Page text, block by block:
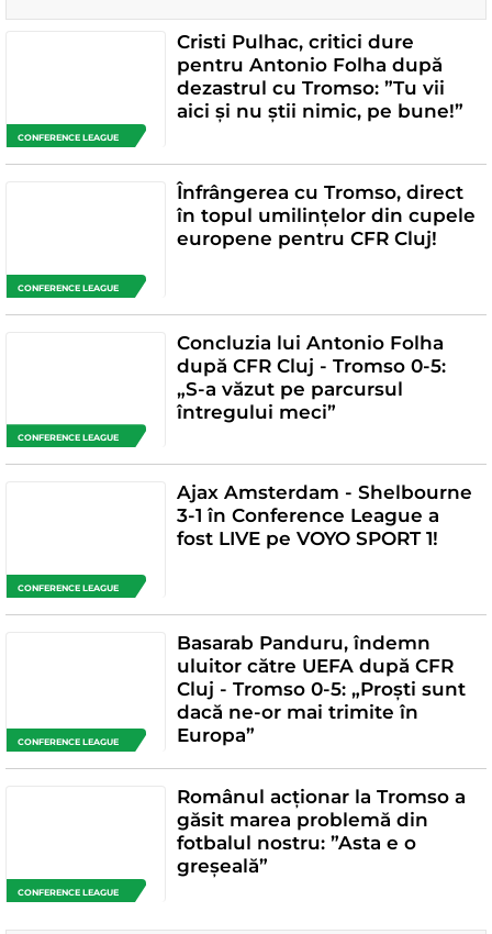
CONFERENCE LEAGUE
Cristi Pulhac, critici dure
pentru Antonio Folha după
dezastrul cu Tromso: ”Tu vii
aici și nu știi nimic, pe bune!”
CONFERENCE LEAGUE
Înfrângerea cu Tromso, direct
în topul umilințelor din cupele
europene pentru CFR Cluj!
CONFERENCE LEAGUE
Concluzia lui Antonio Folha
după CFR Cluj - Tromso 0-5:
„S-a văzut pe parcursul
întregului meci”
CONFERENCE LEAGUE
Ajax Amsterdam - Shelbourne
3-1 în Conference League a
fost LIVE pe VOYO SPORT 1!
CONFERENCE LEAGUE
Basarab Panduru, îndemn
uluitor către UEFA după CFR
Cluj - Tromso 0-5: „Proști sunt
dacă ne-or mai trimite în
Europa”
CONFERENCE LEAGUE
Românul acționar la Tromso a
găsit marea problemă din
fotbalul nostru: ”Asta e o
greșeală”